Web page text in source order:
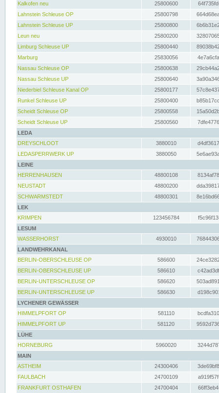
Kalkofen neu
25800600
Lahnstein Schleuse OP
25800798
Lahnstein Schleuse UP
25800800
Leun neu
25800200
Limburg Schleuse UP
25800440
Marburg
25830056
Nassau Schleuse OP
25800638
Nassau Schleuse UP
25800640
Niederbiel Schleuse Kanal OP
25800177
Runkel Schleuse UP
25800400
Scheidt Schleuse OP
25800558
Scheidt Schleuse UP
25800560
LEDA
DREYSCHLOOT
3880010
LEDASPERRWERK UP
3880050
LEINE
HERRENHAUSEN
48800108
NEUSTADT
48800200
SCHWARMSTEDT
48800301
LEK
KRIMPEN
123456784
LESUM
WASSERHORST
4930010
LANDWEHRKANAL
BERLIN-OBERSCHLEUSE OP
586600
BERLIN-OBERSCHLEUSE UP
586610
BERLIN-UNTERSCHLEUSE OP
586620
BERLIN-UNTERSCHLEUSE UP
586630
LYCHENER GEWÄSSER
HIMMELPFORT OP
581110
HIMMELPFORT UP
581120
LÜHE
HORNEBURG
5960020
MAIN
ASTHEIM
24300406
FAULBACH
24700109
FRANKFURT OSTHAFEN
24700404